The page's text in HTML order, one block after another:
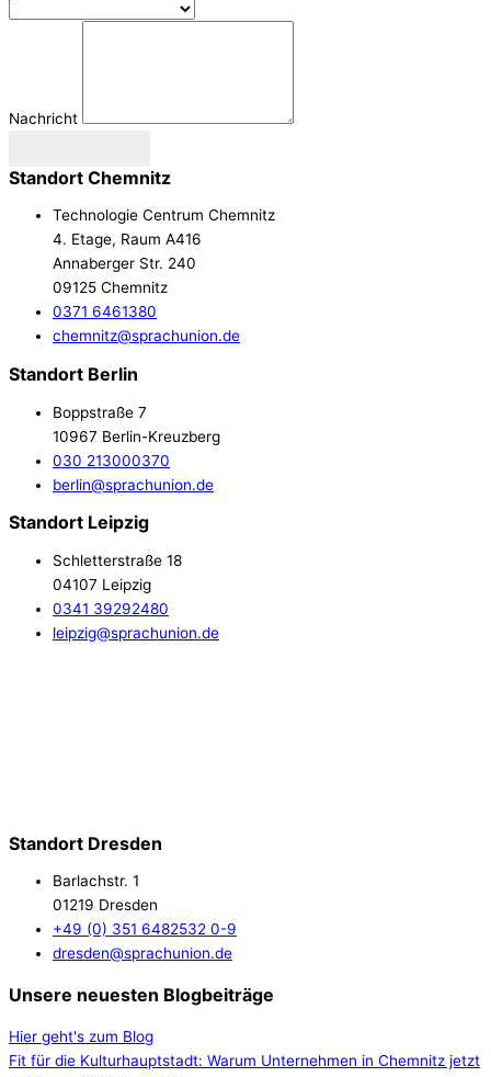
Nachricht
Standort Chemnitz
Technologie Centrum Chemnitz
4. Etage, Raum A416
Annaberger Str. 240
09125 Chemnitz
0371 6461380
chemnitz@sprachunion.de
Standort Berlin
Boppstraße 7
10967 Berlin-Kreuzberg
030 213000370
berlin@sprachunion.de
Standort Leipzig
Schletterstraße 18
04107 Leipzig
0341 39292480
leipzig@sprachunion.de
Standort Dresden
Barlachstr. 1
01219 Dresden
+49 (0) 351 6482532 0-9
dresden@sprachunion.de
Unsere neuesten Blogbeiträge
Hier geht's zum Blog
Fit für die Kulturhauptstadt: Warum Unternehmen in Chemnitz jetzt